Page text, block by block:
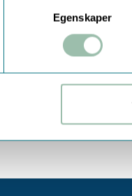
Egenskaper
kontakt på